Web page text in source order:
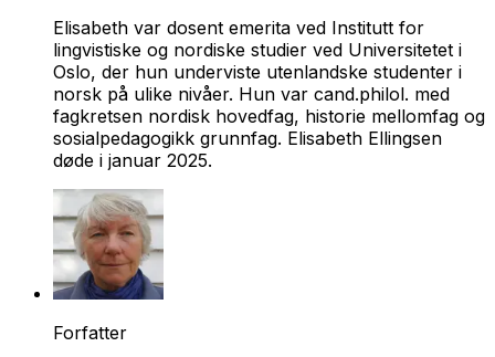
Elisabeth var dosent emerita ved Institutt for
lingvistiske og nordiske studier ved Universitetet i
Oslo, der hun underviste utenlandske studenter i
norsk på ulike nivåer. Hun var cand.philol. med
fagkretsen nordisk hovedfag, historie mellomfag og
sosialpedagogikk grunnfag. Elisabeth Ellingsen
døde i januar 2025.
Forfatter